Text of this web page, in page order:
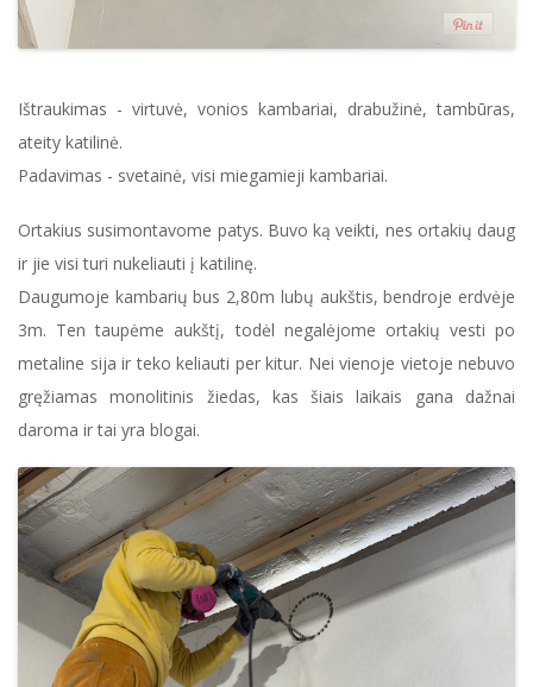
Ištraukimas - virtuvė, vonios kambariai, drabužinė, tambūras,
ateity katilinė.
Padavimas - svetainė, visi miegamieji kambariai.
Ortakius susimontavome patys. Buvo ką veikti, nes ortakių daug
ir jie visi turi nukeliauti į katilinę.
Daugumoje kambarių bus 2,80m lubų aukštis, bendroje erdvėje
3m. Ten taupėme aukštį, todėl negalėjome ortakių vesti po
metaline sija ir teko keliauti per kitur. Nei vienoje vietoje nebuvo
gręžiamas monolitinis žiedas, kas šiais laikais gana dažnai
daroma ir tai yra blogai.